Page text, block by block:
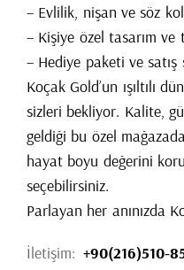
– Evlilik, nişan ve söz
– Kişiye özel tasarım
– Hediye paketi ve satış
Koçak Gold’un ışıltılı
sizleri bekliyor. Kalite,
geldiği bu özel
hayat boyu değerini
seçebilirsiniz.
Parlayan her anınızda
İletişim: +90(216)510-